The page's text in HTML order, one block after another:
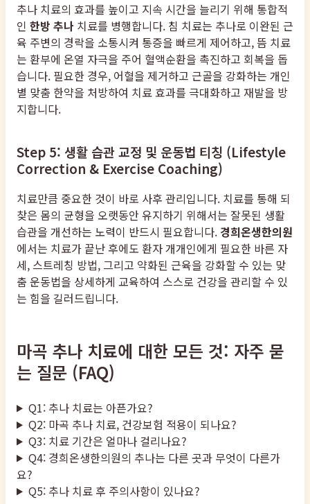
추나 치료의 효과를 높이고 지속 시간을 늘리기 위해 통합적
인 한방 추나 치료를 병행합니다. 침 치료는 추나로 이완된 근
육 주변의 경락을 소통시켜 통증을 빠르게 제어하고, 뜸 치료
는 환부에 온열 자극을 주어 혈액순환을 촉진하고 회복을 돕
습니다. 필요한 경우, 어혈을 제거하고 근골을 강화하는 개인
별 맞춤 한약을 처방하여 치료 효과를 극대화하고 재발을 방
지합니다.
Step 5: 생활 습관 교정 및 운동법 티칭 (Lifestyle
Correction & Exercise Coaching)
치료만큼 중요한 것이 바로 사후 관리입니다. 치료를 통해 되
찾은 몸의 균형을 오랫동안 유지하기 위해서는 잘못된 생활
습관을 개선하는 노력이 반드시 필요합니다. 경희온생한의원
에서는 치료가 끝난 후에도 환자 개개인에게 필요한 바른 자
세, 스트레칭 방법, 그리고 약화된 근육을 강화할 수 있는 맞
춤 운동법을 상세하게 교육하여 스스로 건강을 관리할 수 있
는 힘을 길러드립니다.
마곡 추나 치료에 대한 모든 것: 자주 묻
는 질문 (FAQ)
Q1: 추나 치료는 아픈가요?
Q2: 마곡 추나 치료, 건강보험 적용이 되나요?
Q3: 치료 기간은 얼마나 걸리나요?
Q4: 경희온생한의원의 추나는 다른 곳과 무엇이 다른가
요?
Q5: 추나 치료 후 주의사항이 있나요?